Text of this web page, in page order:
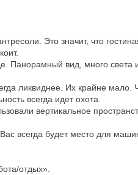
Это значит, что
Панорамный вид, много света
ликвиднее. Их крайне
всегда идет охота.
вертикальное
всегда будет место для
отдых».